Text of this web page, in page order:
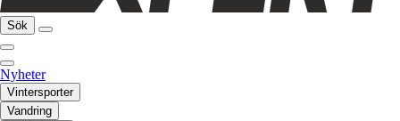
Sök
Nyheter
Vintersporter
Vandring